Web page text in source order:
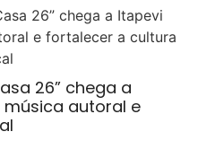
26” chega a
autoral e